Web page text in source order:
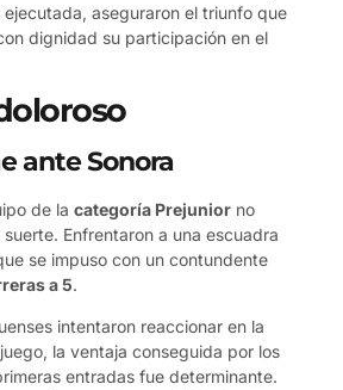
aseguraron el triunfo que
dignidad su participación en el
ante Sonora
de la categoría Prejunior no
Enfrentaron a una escuadra
se impuso con un contundente
a 5.
intentaron reaccionar en la
la ventaja conseguida por los
entradas fue determinante.